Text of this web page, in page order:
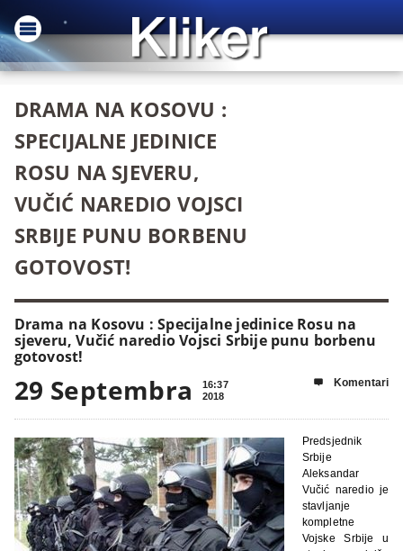
DRAMA NA KOSOVU :
SPECIJALNE JEDINICE
ROSU NA SJEVERU,
VUČIĆ NAREDIO VOJSCI
SRBIJE PUNU BORBENU
GOTOVOST!
Drama na Kosovu : Specijalne jedinice Rosu na
sjeveru, Vučić naredio Vojsci Srbije punu borbenu
gotovost!
29 Septembra
16:37
2018
 Komentari
Predsjednik
Srbije
Aleksandar
Vučić naredio je
stavljanje
kompletne
Vojske Srbije u